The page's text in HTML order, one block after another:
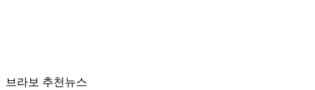
브라보 추천뉴스